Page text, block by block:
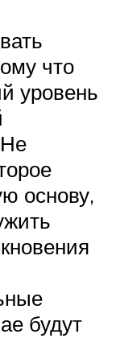
что
уровень
основу,
будут